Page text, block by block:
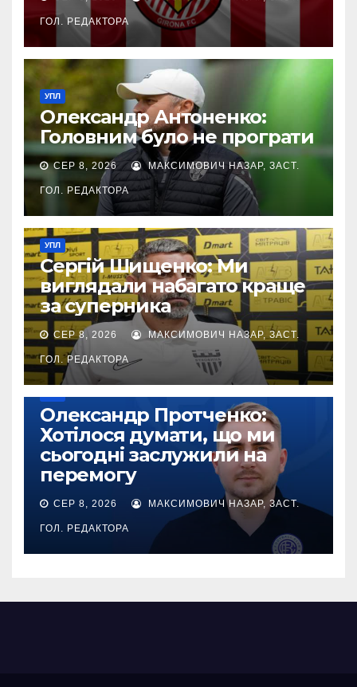
ГОЛ. РЕДАКТОРА
УПЛ
Олександр Антоненко:
Головним було не програти
СЕР 8, 2026 МАКСИМОВИЧ НАЗАР, ЗАСТ.
ГОЛ. РЕДАКТОРА
УПЛ
Сергій Шищенко: Ми
виглядали набагато краще
за суперника
СЕР 8, 2026 МАКСИМОВИЧ НАЗАР, ЗАСТ.
ГОЛ. РЕДАКТОРА
Олександр Протченко:
Хотілося думати, що ми
сьогодні заслужили на
перемогу
СЕР 8, 2026 МАКСИМОВИЧ НАЗАР, ЗАСТ.
ГОЛ. РЕДАКТОРА